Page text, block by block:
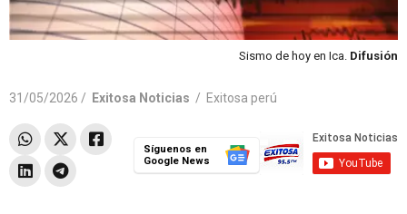
Sismo de hoy en Ica. Difusión
31/05/2026 / Exitosa Noticias / Exitosa perú
Síguenos en
Google News